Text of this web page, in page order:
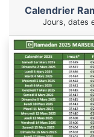
Calendrier
Jours, dates